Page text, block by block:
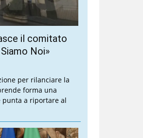
il comitato
Noi»
per rilanciare la
forma una
punta a riportare al